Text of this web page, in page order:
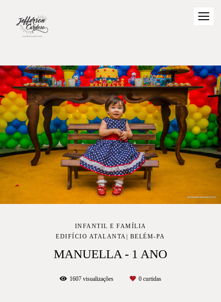
INFANTIL E FAMÍLIA
EDIFÍCIO ATALANTA| BELÉM-PA
MANUELLA - 1 ANO
1607 visualizações 0 curtidas